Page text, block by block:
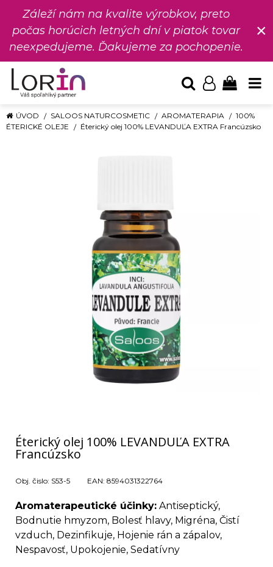
Záleží nám na kvalite výrobkov, preto
počas horúcich letných dní v piatok tovar
neexpedujeme. Ďakujeme za pochopenie.
×
ÚVOD SALOOS NATURCOSMETIC AROMATERAPIA
100%
ÉTERICKÉ OLEJE
Éterický olej 100% LEVANDUĽA EXTRA Francúzsko
Éterický olej 100% LEVANDUĽA EXTRA
Francúzsko
Obj. čislo: S53-5 EAN: 8594031322764
Aromaterapeutické účinky: Antiseptický,
Bodnutie hmyzom, Bolesť hlavy, Migréna, Čistí
vzduch, Dezinfikuje, Hojenie rán a zápalov,
Nespavosť, Upokojenie, Sedatívny